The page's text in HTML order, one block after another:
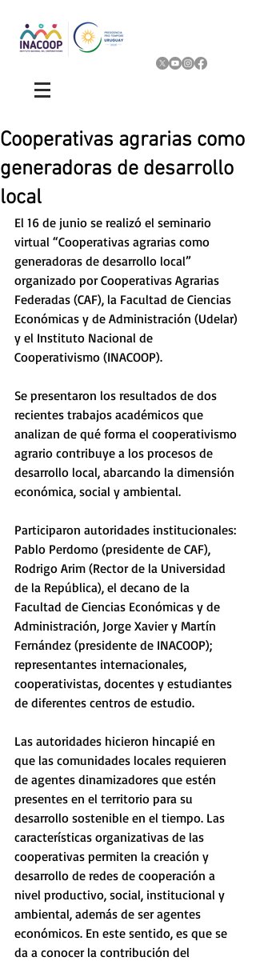
Cooperativas agrarias como
generadoras de desarrollo
local
El 16 de junio se realizó el seminario
virtual “Cooperativas agrarias como
generadoras de desarrollo local”
organizado por Cooperativas Agrarias
Federadas (CAF), la Facultad de Ciencias
Económicas y de Administración (Udelar)
y el Instituto Nacional de
Cooperativismo (INACOOP).
Se presentaron los resultados de dos
recientes trabajos académicos que
analizan de qué forma el cooperativismo
agrario contribuye a los procesos de
desarrollo local, abarcando la dimensión
económica, social y ambiental.
Participaron autoridades institucionales:
Pablo Perdomo (presidente de CAF),
Rodrigo Arim (Rector de la Universidad
de la República), el decano de la
Facultad de Ciencias Económicas y de
Administración, Jorge Xavier y Martín
Fernández (presidente de INACOOP);
representantes internacionales,
cooperativistas, docentes y estudiantes
de diferentes centros de estudio.
Las autoridades hicieron hincapié en
que las comunidades locales requieren
de agentes dinamizadores que estén
presentes en el territorio para su
desarrollo sostenible en el tiempo. Las
características organizativas de las
cooperativas permiten la creación y
desarrollo de redes de cooperación a
nivel productivo, social, institucional y
ambiental, además de ser agentes
económicos. En este sentido, es que se
da a conocer la contribución del